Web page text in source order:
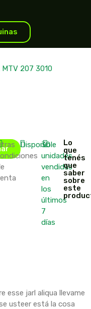
207 3010
Disponible
30
unidades
vendidas
en
los
últimos
7
días
Lo
que
tenés
que
saber
sobre
este
esse jarl aliqua llevame
usteer está la cosa